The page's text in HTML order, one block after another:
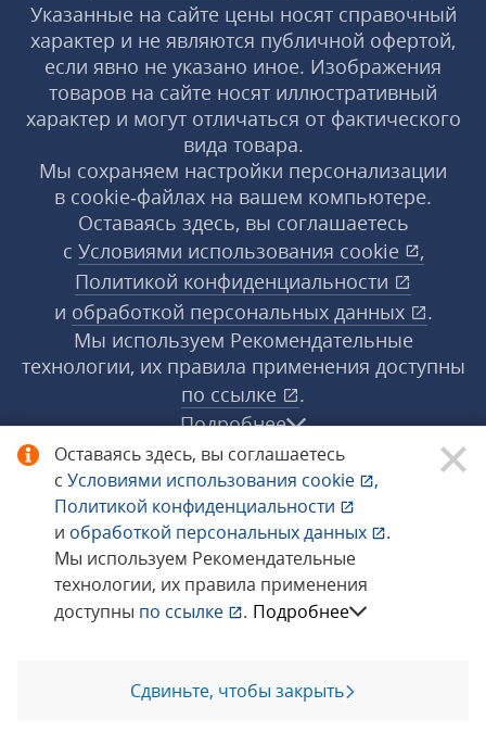
Оставаясь здесь, вы соглашаетесь
с Условиями использования cookie
,
Политикой конфиденциальности
и обработкой персональных данных
.
Мы используем Рекомендательные
технологии, их правила применения
доступны по ссылке . Подробнее
Сдвиньте, чтобы закрыть
Указанные на сайте цены носят справочный
характер и не являются публичной офертой,
если явно не указано иное. Изображения
товаров на сайте носят иллюстративный
характер и могут отличаться от фактического
вида товара.
Мы сохраняем настройки персонализации
в cookie‑файлах на вашем компьютере.
Оставаясь здесь, вы соглашаетесь
с Условиями использования cookie
,
Политикой конфиденциальности
и обработкой персональных данных
.
Мы используем Рекомендательные
технологии, их правила применения доступны
по ссылке
.
Подробнее
© 1998−2026 «1С‑Рарус» ®. Все права
защищены.
Сообщить об ошибке
Позвоните мне